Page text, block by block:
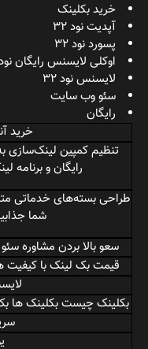
خرید بکلینک
آپدیت نود 32
پسورد نود 32
اوکلی لایسنس رایگان نود
لایسنس نود 32
سئو وب سایت
رایگان
خرید
تنظیم کمپین
رایگانو برنامه
طراحی بسته‌های خدماتی
شما
سعو بالا بردن مشاوره
قیمت بک لینک با کیفیت
بکلینک چیست بکلینک ها